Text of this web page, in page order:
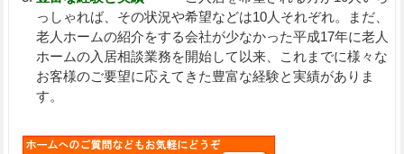
っしゃれば、その状況や希望などは10人それぞれ。まだ、
老人ホームの紹介をする会社が少なかった平成17年に老人
ホームの入居相談業務を開始して以来、これまでに様々な
お客様のご要望に応えてきた豊富な経験と実績がありま
す。